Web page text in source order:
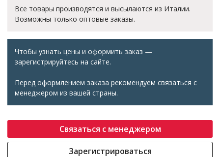
Все товары производятся и высылаются из Италии.
Возможны только оптовые заказы.
Чтобы узнать цены и оформить заказ —
зарегистрируйтесь на сайте.
Перед оформлением заказа рекомендуем связаться с
менеджером из вашей страны.
Связаться с менеджером
Зарегистрироваться